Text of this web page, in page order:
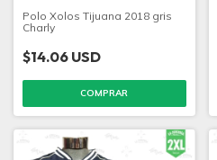
Polo Xolos Tijuana 2018 gris
Charly
$14.06 USD
COMPRAR